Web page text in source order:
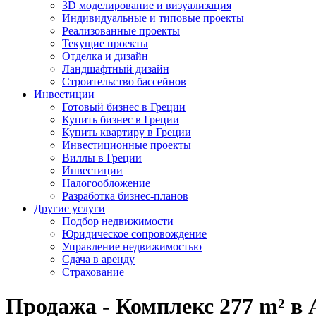
3D моделирование и визуализация
Индивидуальные и типовые проекты
Реализованные проекты
Текущие проекты
Отделка и дизайн
Ландшафтный дизайн
Строительство бассейнов
Инвестиции
Готовый бизнес в Греции
Купить бизнес в Греции
Купить квартиру в Греции
Инвестиционные проекты
Виллы в Греции
Инвестиции
Налогообложение
Разработка бизнес-планов
Другие услуги
Подбор недвижимости
Юридическое сопровождение
Управление недвижимостью
Сдача в аренду
Страхование
Продажа - Комплекс 277 m² в